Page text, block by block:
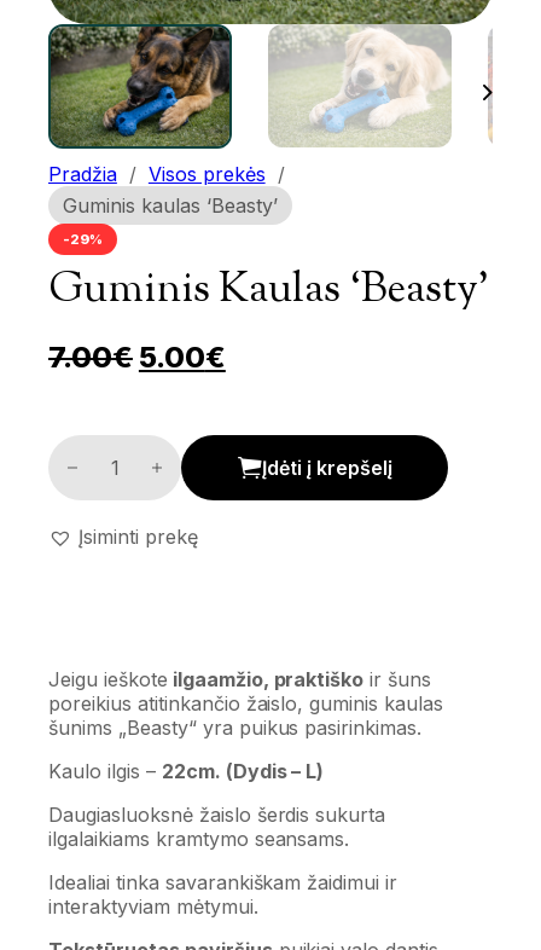
Pradžia / Visos prekės /
Guminis kaulas ‘Beasty’
-29%
Guminis Kaulas ‘Beasty’
7.00€ Pradinė kaina buvo: 7.00€.
5.00€Dabartinė kaina yra:
Guminis kaulas 'Beasty' kiekis
Įdėti į krepšelį
Įsiminti prekę
Jeigu ieškote ilgaamžio, praktiško ir šuns
poreikius atitinkančio žaislo, guminis kaulas
šunims „Beasty“ yra puikus pasirinkimas.
Kaulo ilgis – 22cm. (Dydis – L)
Daugiasluoksnė žaislo šerdis sukurta
ilgalaikiams kramtymo seansams.
Idealiai tinka savarankiškam žaidimui ir
interaktyviam mėtymui.